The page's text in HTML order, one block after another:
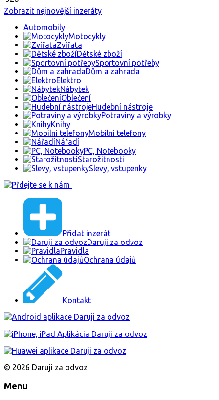
Zobrazit nejnovější inzeráty
Automobily
Motocykly
Zvířata
Dětské zboží
Sportovní potřeby
Dům a zahrada
Elektro
Nábytek
Oblečení
Hudební nástroje
Potraviny a výrobky
Knihy
Mobilni telefony
Nářadí
PC, Notebooky
Starožitnosti
Slevy, vstupenky
Přidat inzerát
Daruji za odvoz
Pravidla
Ochrana údajů
Kontakt
© 2026 Daruji za odvoz
Menu